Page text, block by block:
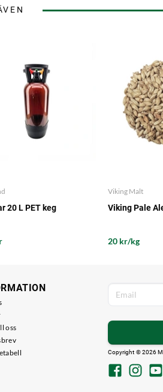
20 L PET keg
Viking Malt
Viking Pale
20 kr/kg
oss
Copyright © 2026